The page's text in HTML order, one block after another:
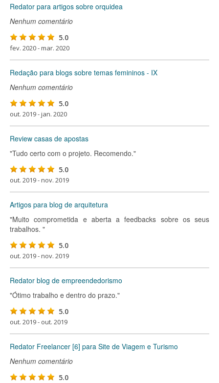
Redator para artigos sobre orquidea
Nenhum comentário
5.0
fev. 2020 - mar. 2020
Redação para blogs sobre temas femininos - IX
Nenhum comentário
5.0
out. 2019 - jan. 2020
Review casas de apostas
"Tudo certo com o projeto. Recomendo."
5.0
out. 2019 - nov. 2019
Artigos para blog de arquitetura
"Muito comprometida e aberta a feedbacks sobre os seus
trabalhos. "
5.0
out. 2019 - nov. 2019
Redator blog de empreendedorismo
"Ótimo trabalho e dentro do prazo."
5.0
out. 2019 - out. 2019
Redator Freelancer [6] para Site de Viagem e Turismo
Nenhum comentário
5.0